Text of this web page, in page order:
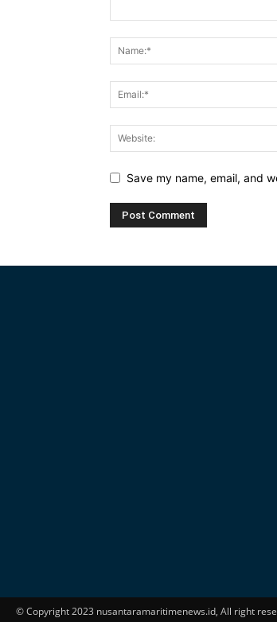
Save my name, email, and
© Copyright 2023 nusantaramaritimenews.id, All right